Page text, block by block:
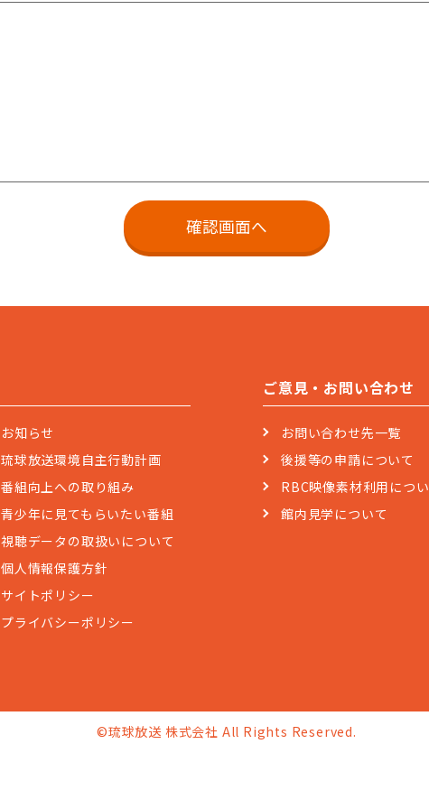
お知らせ
琉球放送環境自主行動計画
番組向上への取り組み
青少年に見てもらいたい番組
視聴データの取扱いについて
個人情報保護方針
サイトポリシー
プライバシーポリシー
ご意見・お問い合わせ
お問い合わせ先一覧
後援等の申請について
RBC映像素材利用につ
館内見学について
©琉球放送 株式会社 All Rights Reserved.